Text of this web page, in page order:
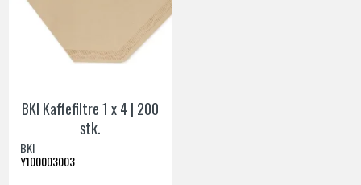
BKI Kaffefiltre 1 x 4 | 200
stk.
BKI
Y100003003